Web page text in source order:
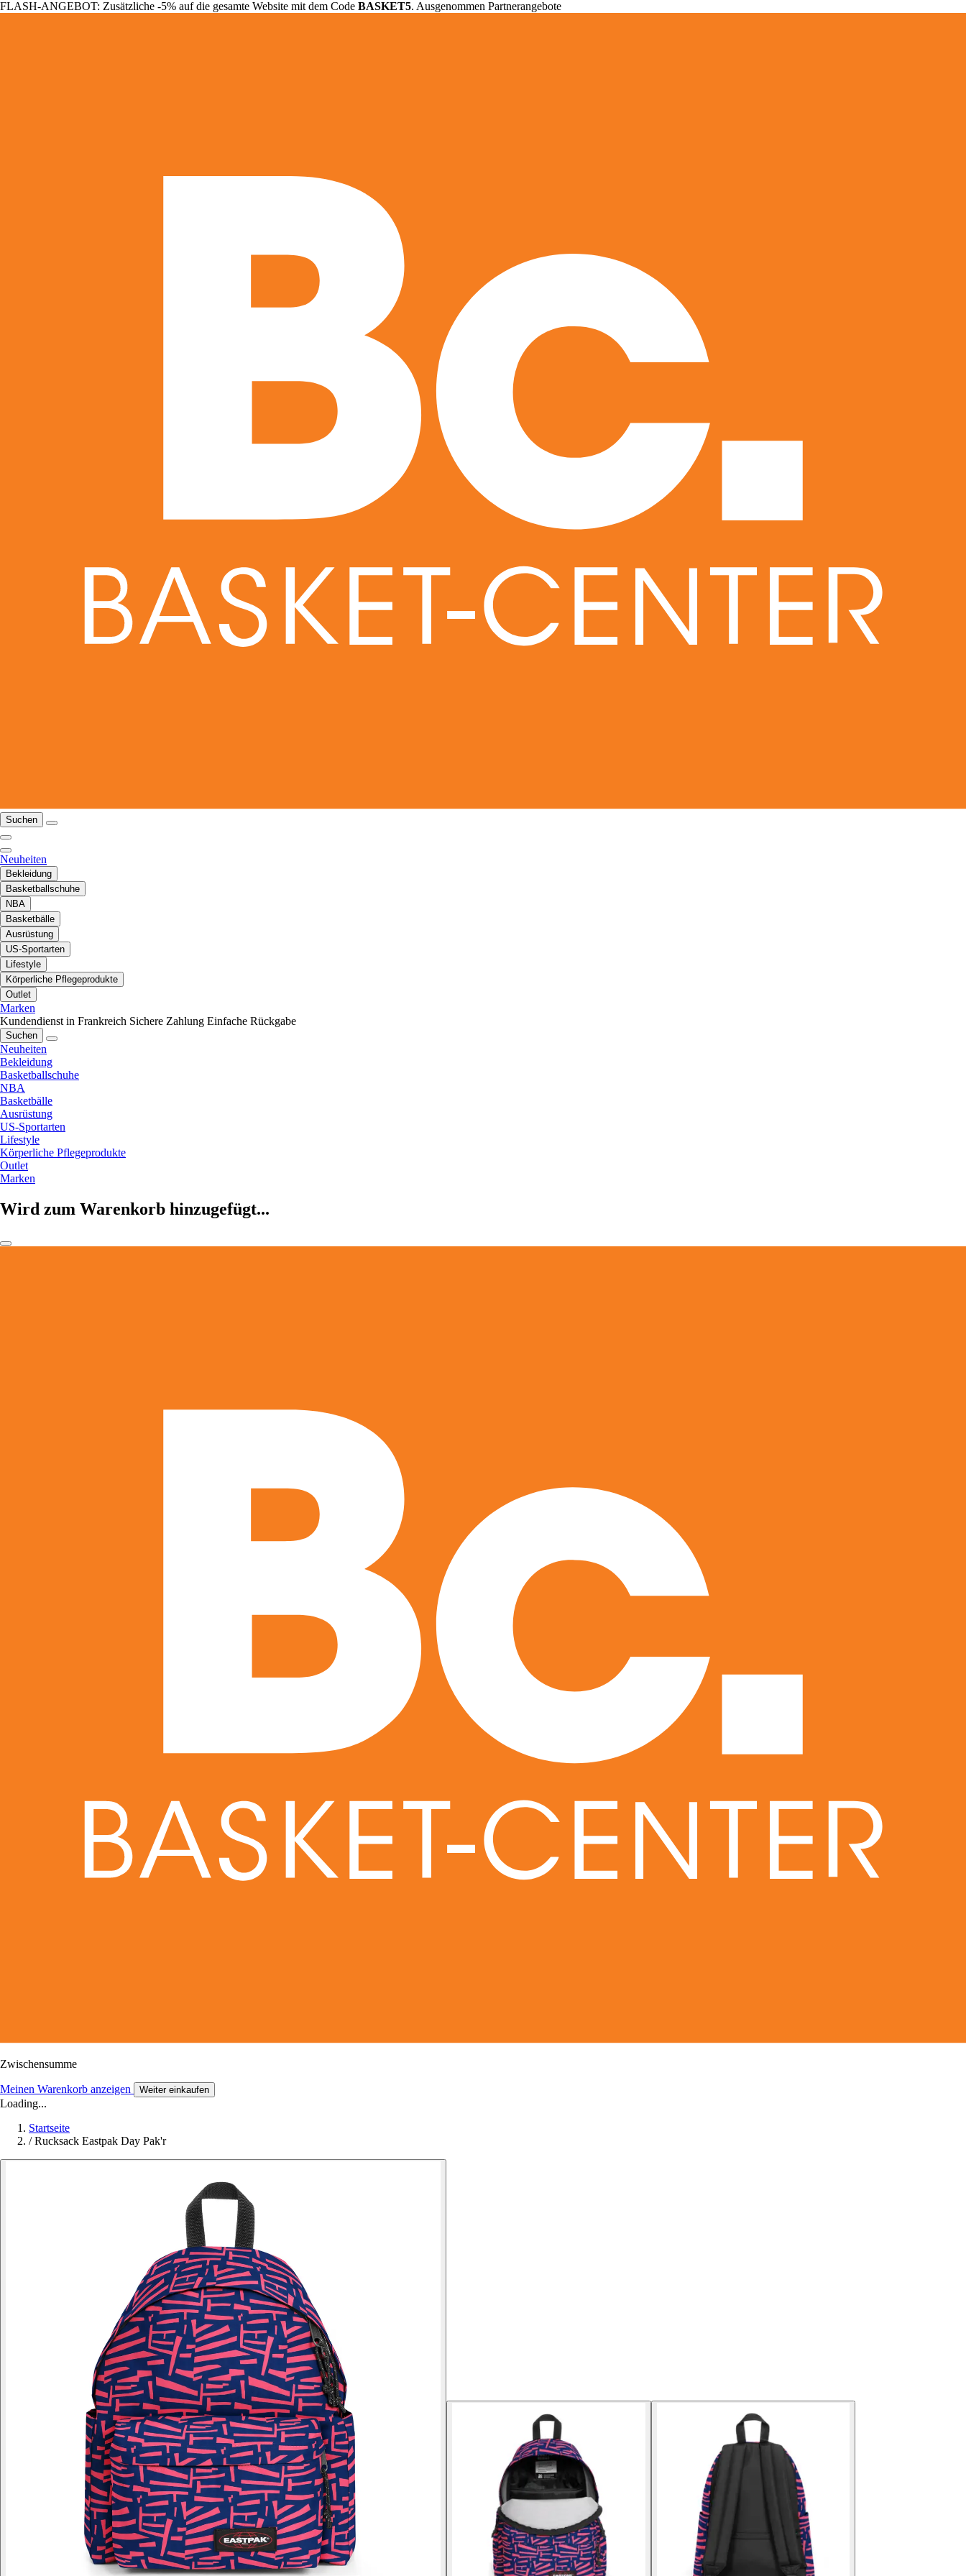
FLASH-ANGEBOT: Zusätzliche -5% auf die gesamte Website mit dem Code BASKET5. Ausgenommen Partnerangebote
Suchen
Neuheiten
Bekleidung
Basketballschuhe
NBA
Basketbälle
Ausrüstung
US-Sportarten
Lifestyle
Körperliche Pflegeprodukte
Outlet
Marken
Kundendienst in Frankreich Sichere Zahlung Einfache Rückgabe
Suchen
Neuheiten
Bekleidung
Basketballschuhe
NBA
Basketbälle
Ausrüstung
US-Sportarten
Lifestyle
Körperliche Pflegeprodukte
Outlet
Marken
Wird zum Warenkorb hinzugefügt...
Zwischensumme
Meinen Warenkorb anzeigen Weiter einkaufen
Loading...
Startseite
/ Rucksack Eastpak Day Pak'r